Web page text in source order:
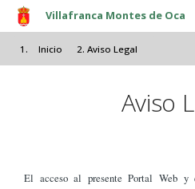
Pasar al
Villafranca Montes de Oca
Inicio Aviso Legal
Aviso
El acceso al presente Portal Web y